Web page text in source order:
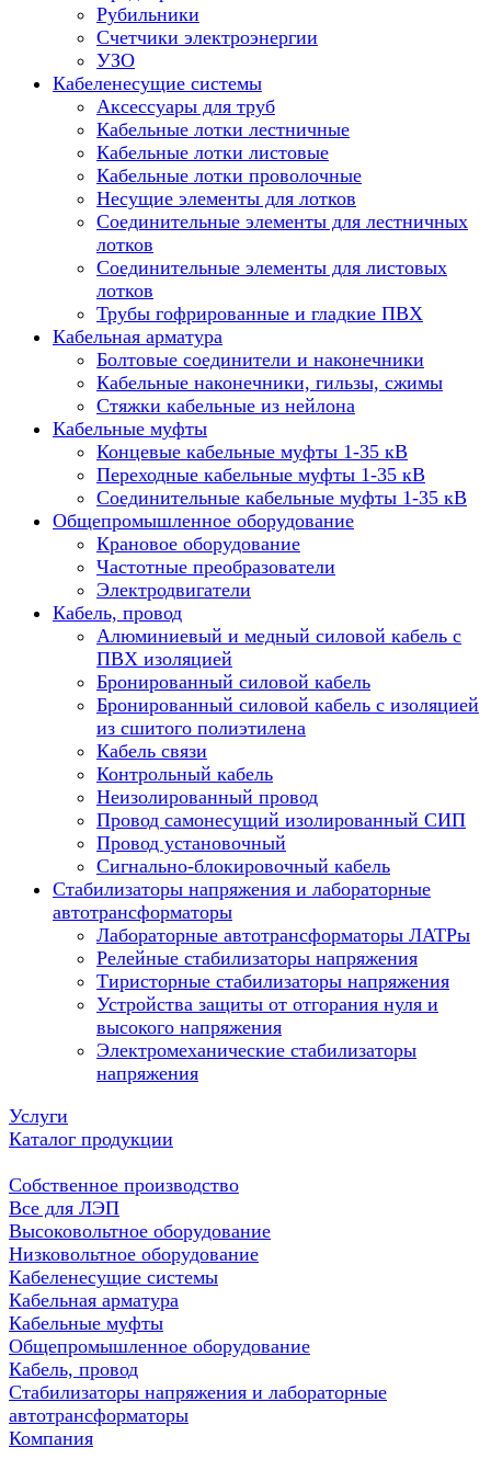
Рубильники
Счетчики электроэнергии
УЗО
Кабеленесущие системы
Аксессуары для труб
Кабельные лотки лестничные
Кабельные лотки листовые
Кабельные лотки проволочные
Несущие элементы для лотков
Соединительные элементы для лестничных
лотков
Соединительные элементы для листовых
лотков
Трубы гофрированные и гладкие ПВХ
Кабельная арматура
Болтовые соединители и наконечники
Кабельные наконечники, гильзы, сжимы
Стяжки кабельные из нейлона
Кабельные муфты
Концевые кабельные муфты 1-35 кВ
Переходные кабельные муфты 1-35 кВ
Соединительные кабельные муфты 1-35 кВ
Общепромышленное оборудование
Крановое оборудование
Частотные преобразователи
Электродвигатели
Кабель, провод
Алюминиевый и медный силовой кабель с
ПВХ изоляцией
Бронированный силовой кабель
Бронированный силовой кабель с изоляцией
из сшитого полиэтилена
Кабель связи
Контрольный кабель
Неизолированный провод
Провод самонесущий изолированный СИП
Провод установочный
Сигнально-блокировочный кабель
Стабилизаторы напряжения и лабораторные
автотрансформаторы
Лабораторные автотрансформаторы ЛАТРы
Релейные стабилизаторы напряжения
Тиристорные стабилизаторы напряжения
Устройства защиты от отгорания нуля и
высокого напряжения
Электромеханические стабилизаторы
напряжения
Услуги
Каталог продукции
Собственное производство
Все для ЛЭП
Высоковольтное оборудование
Низковольтное оборудование
Кабеленесущие системы
Кабельная арматура
Кабельные муфты
Общепромышленное оборудование
Кабель, провод
Стабилизаторы напряжения и лабораторные
автотрансформаторы
Компания